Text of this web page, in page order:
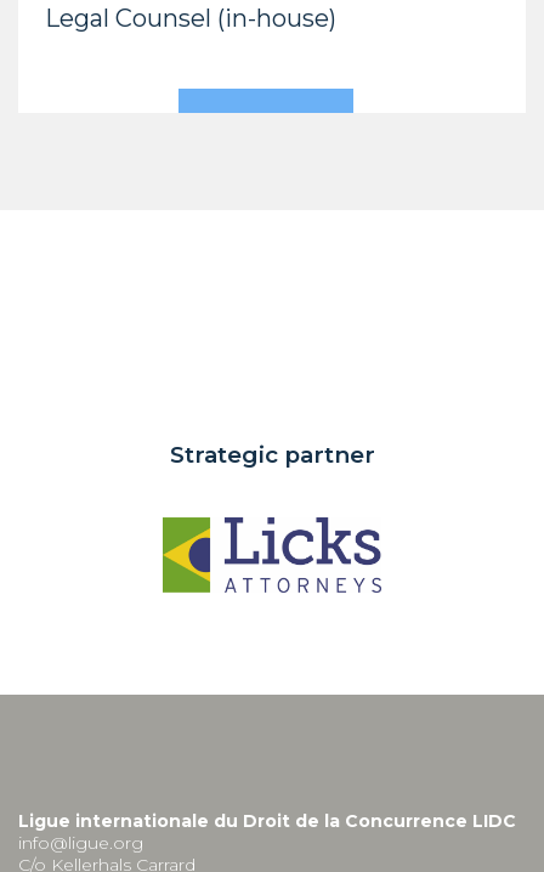
Legal Counsel (in-house)
Strategic partner
Ligue internationale du Droit de la Concurrence LIDC
info@ligue.org
C/o Kellerhals Carrard